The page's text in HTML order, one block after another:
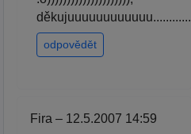
děkujuuuuuuuuuuuu............
odpovědět
Fira – 12.5.2007 14:59